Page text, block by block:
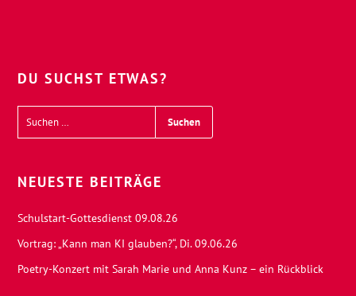
DU SUCHST ETWAS?
NEUESTE BEITRÄGE
Schulstart-Gottesdienst 09.08.26
Vortrag: „Kann man KI glauben?“, Di. 09.06.26
Poetry-Konzert mit Sarah Marie und Anna Kunz – ein Rückblick